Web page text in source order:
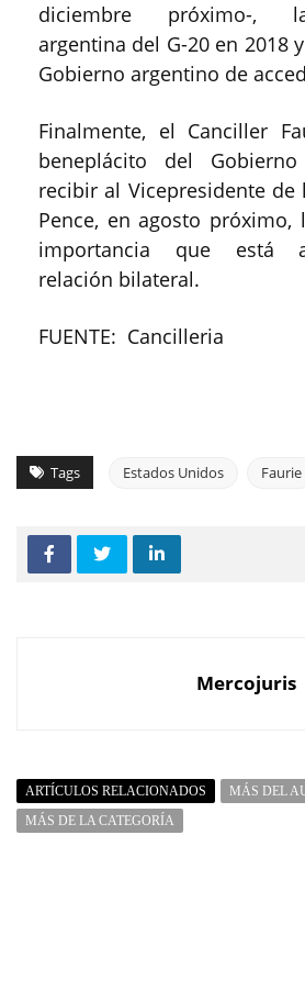
diciembre próximo-,
argentina del G-20 en 2018
Gobierno argentino de
Finalmente, el Canciller
beneplácito del
recibir al Vicepresidente de
Pence, en agosto
importancia que está
relación bilateral.
FUENTE: Cancilleria
Tags Estados Unidos Faurie
Mercojuris
ARTÍCULOS RELACIONADOS
MÁS DEL
MÁS DE LA CATEGORÍA